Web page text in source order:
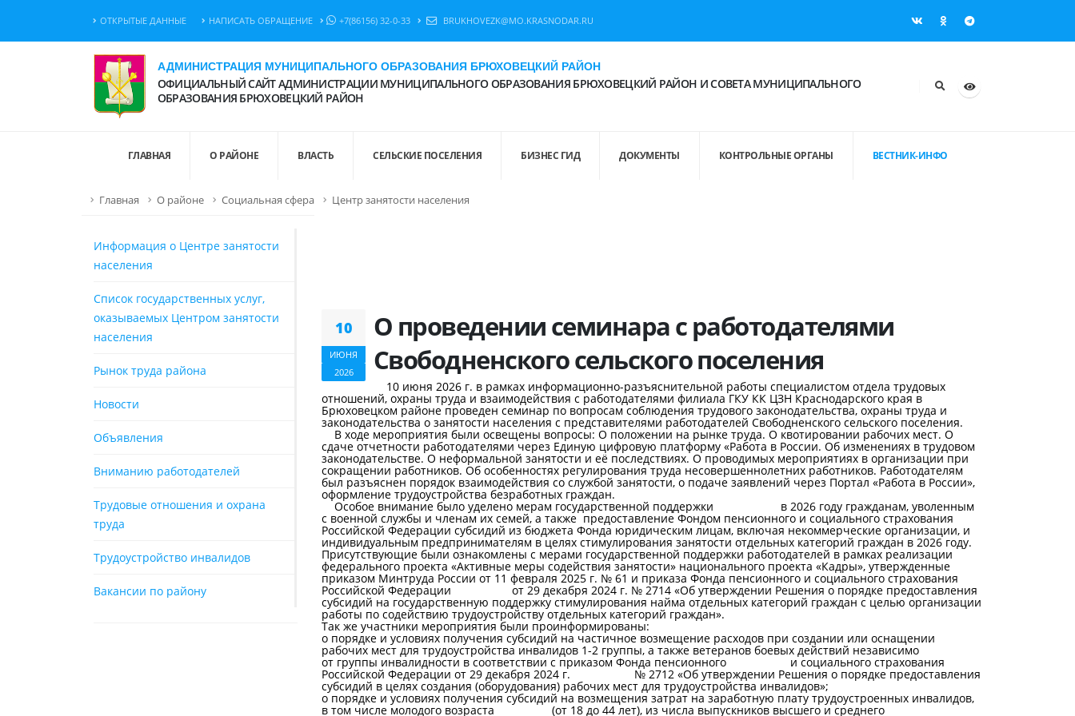
ОТКРЫТЫЕ ДАННЫЕ НАПИСАТЬ ОБРАЩЕНИЕ +7(86156) 32-0-33 BRUKHOVEZK@MO.KRASNODAR.RU
АДМИНИСТРАЦИЯ МУНИЦИПАЛЬНОГО ОБРАЗОВАНИЯ БРЮХОВЕЦКИЙ РАЙОН
ОФИЦИАЛЬНЫЙ САЙТ АДМИНИСТРАЦИИ МУНИЦИПАЛЬНОГО ОБРАЗОВАНИЯ БРЮХОВЕЦКИЙ РАЙОН И СОВЕТА МУНИЦИПАЛЬНОГО
ОБРАЗОВАНИЯ БРЮХОВЕЦКИЙ РАЙОН
ГЛАВНАЯ О РАЙОНЕ ВЛАСТЬ СЕЛЬСКИЕ ПОСЕЛЕНИЯ БИЗНЕС ГИД ДОКУМЕНТЫ КОНТРОЛЬНЫЕ ОРГАНЫ ВЕСТНИК-ИНФО
Главная О районе Социальная сфера Центр занятости населения
Информация о Центре занятости
населения
Список государственных услуг,
оказываемых Центром занятости
населения
Рынок труда района
Новости
Объявления
Вниманию работодателей
Трудовые отношения и охрана
труда
Трудоустройство инвалидов
Вакансии по району
10
ИЮНЯ
2026
О проведении семинара с работодателями
Свободненского сельского поселения
10 июня 2026 г. в рамках информационно-разъяснительной работы специалистом отдела трудовых
отношений, охраны труда и взаимодействия с работодателями филиала ГКУ КК ЦЗН Краснодарского края в
Брюховецком районе проведен семинар по вопросам соблюдения трудового законодательства, охраны труда и
законодательства о занятости населения с представителями работодателей Свободненского сельского поселения.
В ходе мероприятия были освещены вопросы: О положении на рынке труда. О квотировании рабочих мест. О
сдаче отчетности работодателями через Единую цифровую платформу «Работа в России. Об изменениях в трудовом
законодательстве. О неформальной занятости и её последствиях. О проводимых мероприятиях в организации при
сокращении работников. Об особенностях регулирования труда несовершеннолетних работников. Работодателям
был разъяснен порядок взаимодействия со службой занятости, о подаче заявлений через Портал «Работа в России»,
оформление трудоустройства безработных граждан.
Особое внимание было уделено мерам государственной поддержки в 2026 году гражданам, уволенным
с военной службы и членам их семей, а также предоставление Фондом пенсионного и социального страхования
Российской Федерации субсидий из бюджета Фонда юридическим лицам, включая некоммерческие организации, и
индивидуальным предпринимателям в целях стимулирования занятости отдельных категорий граждан в 2026 году.
Присутствующие были ознакомлены с мерами государственной поддержки работодателей в рамках реализации
федерального проекта «Активные меры содействия занятости» национального проекта «Кадры», утвержденные
приказом Минтруда России от 11 февраля 2025 г. № 61 и приказа Фонда пенсионного и социального страхования
Российской Федерации от 29 декабря 2024 г. № 2714 «Об утверждении Решения о порядке предоставления
субсидий на государственную поддержку стимулирования найма отдельных категорий граждан с целью организации
работы по содействию трудоустройству отдельных категорий граждан».
Так же участники мероприятия были проинформированы:
о порядке и условиях получения субсидий на частичное возмещение расходов при создании или оснащении
рабочих мест для трудоустройства инвалидов 1-2 группы, а также ветеранов боевых действий независимо
от группы инвалидности в соответствии с приказом Фонда пенсионного и социального страхования
Российской Федерации от 29 декабря 2024 г. № 2712 «Об утверждении Решения о порядке предоставления
субсидий в целях создания (оборудования) рабочих мест для трудоустройства инвалидов»;
о порядке и условиях получения субсидий на возмещения затрат на заработную плату трудоустроенных инвалидов,
в том числе молодого возраста (от 18 до 44 лет), из числа выпускников высшего и среднего